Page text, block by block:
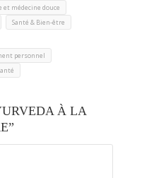
et médecine douce
Santé & Bien-être
personnel
À LA